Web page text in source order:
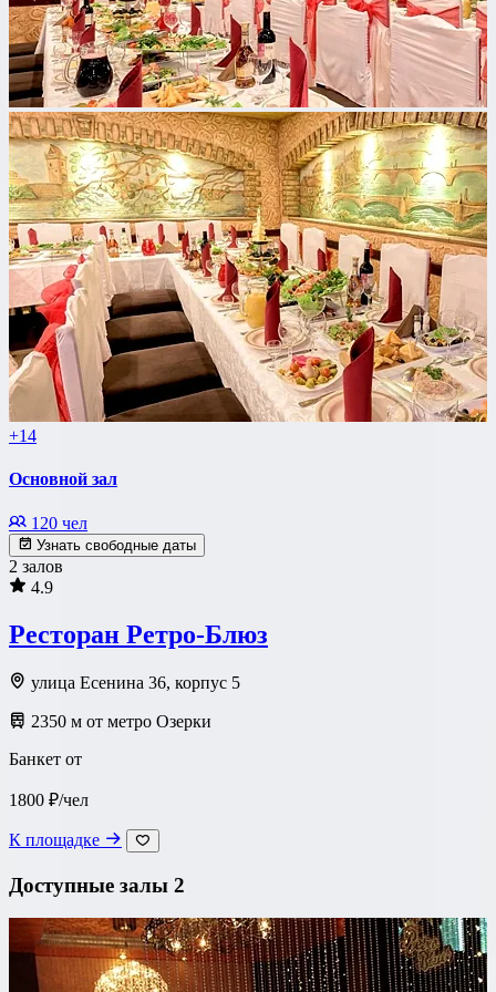
+14
Основной зал
120 чел
Узнать свободные даты
2 залов
4.9
Ресторан Ретро-Блюз
улица Есенина 36, корпус 5
2350 м от метро Озерки
Банкет от
1800 ₽/чел
К площадке
Доступные залы 2